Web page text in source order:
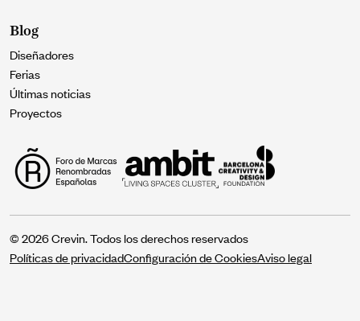
Blog
Diseñadores
Ferias
Últimas noticias
Proyectos
© 2026 Crevin. Todos los derechos reservados
Políticas de privacidadConfiguración de CookiesAviso legal